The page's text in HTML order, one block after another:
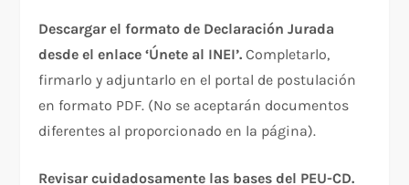
Descargar el formato de Declaración Jurada
desde el enlace ‘Únete al INEI’. Completarlo,
firmarlo y adjuntarlo en el portal de postulación
en formato PDF. (No se aceptarán documentos
diferentes al proporcionado en la página).
Revisar cuidadosamente las bases del PEU-CD.